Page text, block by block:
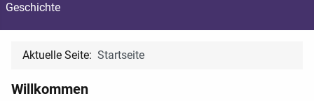
Geschichte
Aktuelle Seite: Startseite
Willkommen